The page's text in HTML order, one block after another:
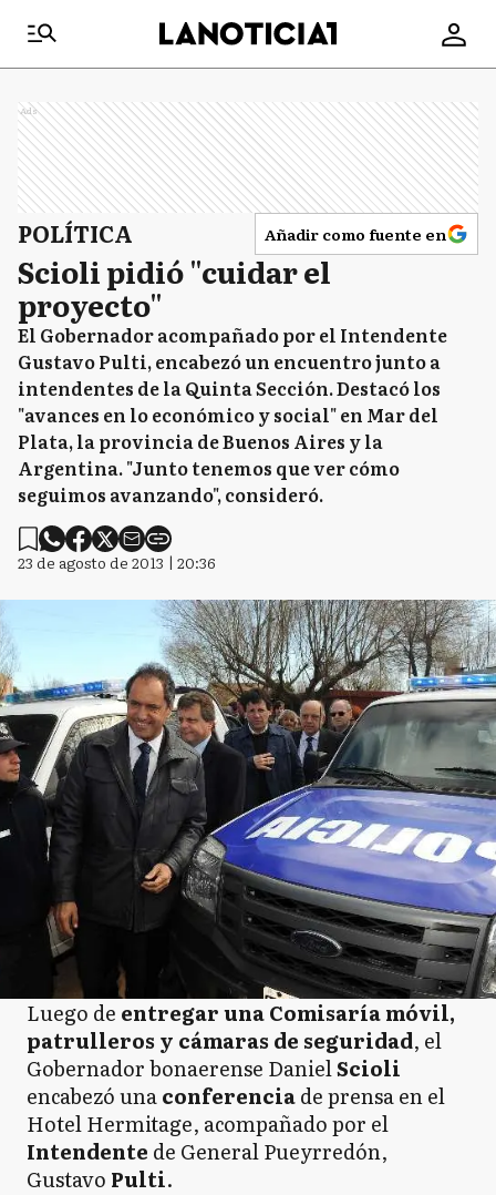
Ads
POLÍTICA Añadir como fuente en
Scioli pidió "cuidar el
proyecto"
El Gobernador acompañado por el Intendente
Gustavo Pulti, encabezó un encuentro junto a
intendentes de la Quinta Sección. Destacó los
"avances en lo económico y social" en Mar del
Plata, la provincia de Buenos Aires y la
Argentina. "Junto tenemos que ver cómo
seguimos avanzando", consideró.
23 de agosto de 2013 | 20:36
Luego de entregar una Comisaría móvil,
patrulleros y cámaras de seguridad, el
Gobernador bonaerense DanielScioli
encabezó unaconferenciade prensa en el
Hotel Hermitage, acompañado por el
Intendente de General Pueyrredón,
Gustavo Pulti.